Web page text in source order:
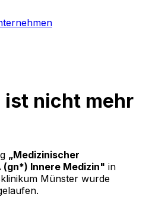
ist nicht mehr
„Medizinischer
Innere Medizin" in
Münster wurde